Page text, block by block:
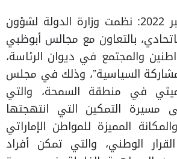
أبوظبي، 28 سبتمبر 2022: نظمت وزارة الدولة لشؤون
بالتعاون مع مجالس أبوظبي
والمجتمع في ديوان الرئاسة،
السياسية”، وذلك في مجلس
في منطقة السمحة، والتي
التمكين التي انتهجتها
المميزة للمواطن الإماراتي
الوطني، والتي تمكن أفراد